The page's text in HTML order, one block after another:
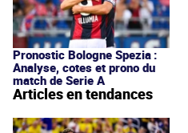
Pronostic Bologne Spezia :
Analyse, cotes et prono du
match de Serie A
Articles en tendances